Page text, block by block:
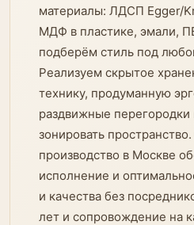
материалы: ЛДСП Egger/
МДФ в пластике, эмали,
подберём стиль под
Реализуем скрытое
технику, продуманную
раздвижные
зонировать
производство в Москве
исполнение и
и качества без
лет и сопровождение на